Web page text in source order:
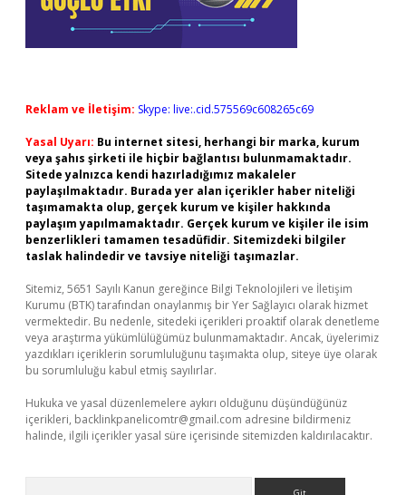
Reklam ve İletişim: Skype: live:.cid.575569c608265c69
Yasal Uyarı: Bu internet sitesi, herhangi bir marka, kurum
veya şahıs şirketi ile hiçbir bağlantısı bulunmamaktadır.
Sitede yalnızca kendi hazırladığımız makaleler
paylaşılmaktadır. Burada yer alan içerikler haber niteliği
taşımamakta olup, gerçek kurum ve kişiler hakkında
paylaşım yapılmamaktadır. Gerçek kurum ve kişiler ile isim
benzerlikleri tamamen tesadüfidir. Sitemizdeki bilgiler
taslak halindedir ve tavsiye niteliği taşımazlar.
Sitemiz, 5651 Sayılı Kanun gereğince Bilgi Teknolojileri ve İletişim
Kurumu (BTK) tarafından onaylanmış bir Yer Sağlayıcı olarak hizmet
vermektedir. Bu nedenle, sitedeki içerikleri proaktif olarak denetleme
veya araştırma yükümlülüğümüz bulunmamaktadır. Ancak, üyelerimiz
yazdıkları içeriklerin sorumluluğunu taşımakta olup, siteye üye olarak
bu sorumluluğu kabul etmiş sayılırlar.
Hukuka ve yasal düzenlemelere aykırı olduğunu düşündüğünüz
içerikleri, backlinkpanelicomtr@gmail.com adresine bildirmeniz
halinde, ilgili içerikler yasal süre içerisinde sitemizden kaldırılacaktır.